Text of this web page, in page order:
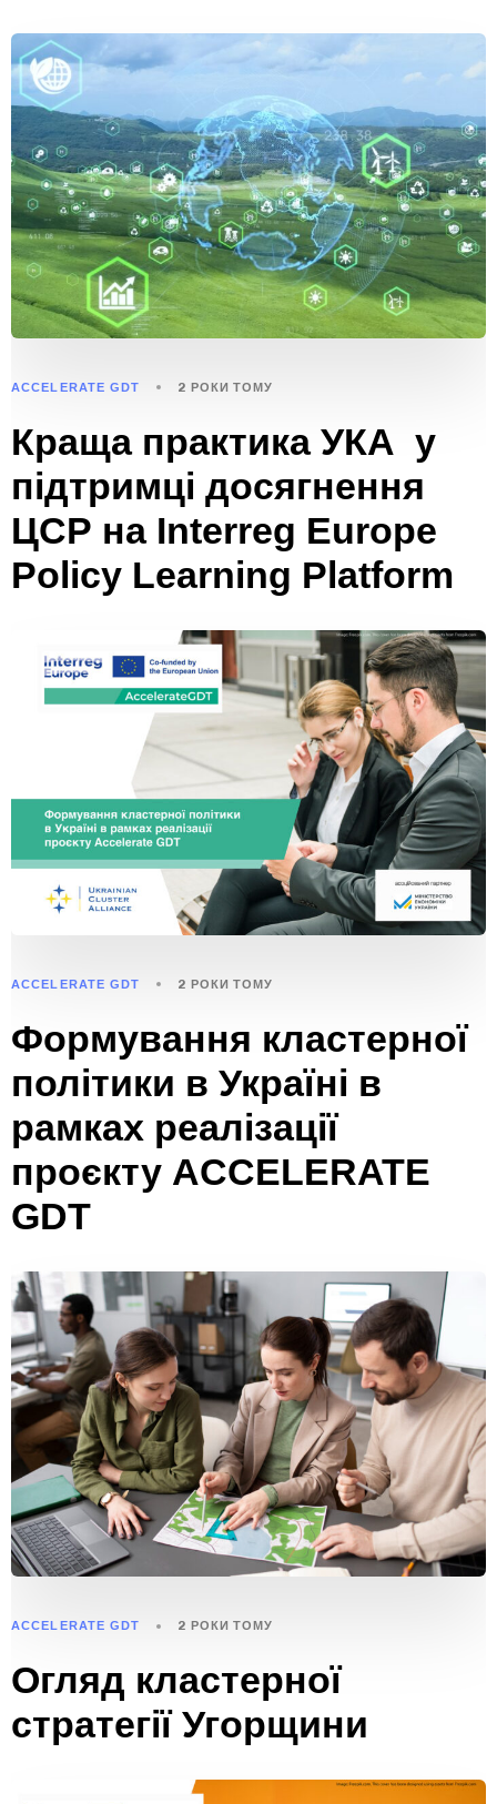
ACCELERATE GDT 2 РОКИ ТОМУ
Краща практика УКА у
підтримці досягнення
ЦСР на Interreg Europe
Policy Learning Platform
ACCELERATE GDT 2 РОКИ ТОМУ
Формування кластерної
політики в Україні в
рамках реалізації
проєкту ACCELERATE
GDT
ACCELERATE GDT 2 РОКИ ТОМУ
Огляд кластерної
стратегії Угорщини